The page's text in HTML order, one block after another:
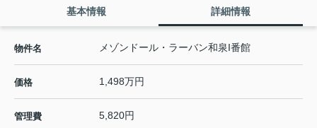
基本情報 詳細情報
物件名 メゾンドール・ラーバン和泉I番館
価格 1,498万円
管理費 5,820円